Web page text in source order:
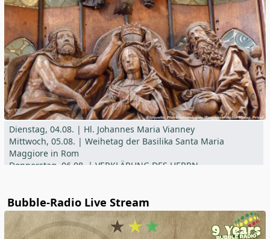
Dienstag, 04.08. | Hl. Johannes Maria Vianney
Mittwoch, 05.08. | Weihetag der Basilika Santa Maria
Maggiore in Rom
Donnerstag, 06.08. | VERKLÄRUNG DES HERRN
Current information can be found in the parish newsletter
der Pfarrei St. Vitus Offenstetten,
Expositur St. Michael Sallingberg,
Bubble-Radio Live Stream